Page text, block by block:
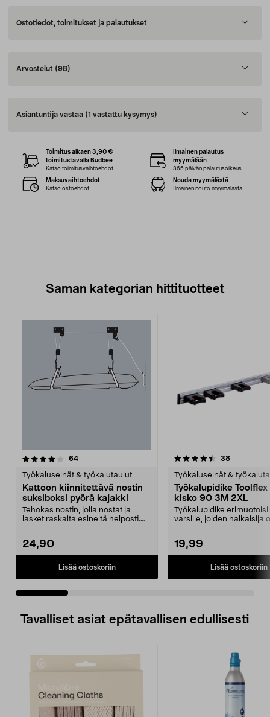
Ostotiedot, toimitukset ja palautukset
Arvostelut (98)
Asiantuntija vastaa (1 vastattu kysymys)
Toimitus alkaen 3,90 €
toimitustavalla Budbee
Katso toimitusvaihtoehdot
Ilmainen palautus
myymälään
365 päivän palautusoikeus
Maksuvaihtoehdot
Katso ostoehdot
Nouda myymälästä
Ilmainen nouto myymälästä
Saman kategorian hittituotteet
64arvostelut
Työkaluseinät & työkalutaulut
Kattoon kiinnitettävä nostin
suksiboksi pyörä kajakki
Tehokas nostin, jolla nostat ja
lasket raskaita esineitä helposti.
24,90
Lisää ostoskoriin
4.5 viidestä
38arvostelut
Työkaluseinät &
Työkalupidike Toolflex
kisko 90 3M 2XL
Työkalupidike
varsille, joiden halkaisija
19,99
Lisää ostoskoriin
4.5 viidestä
Tavalliset asiat epätavallisen edullisesti